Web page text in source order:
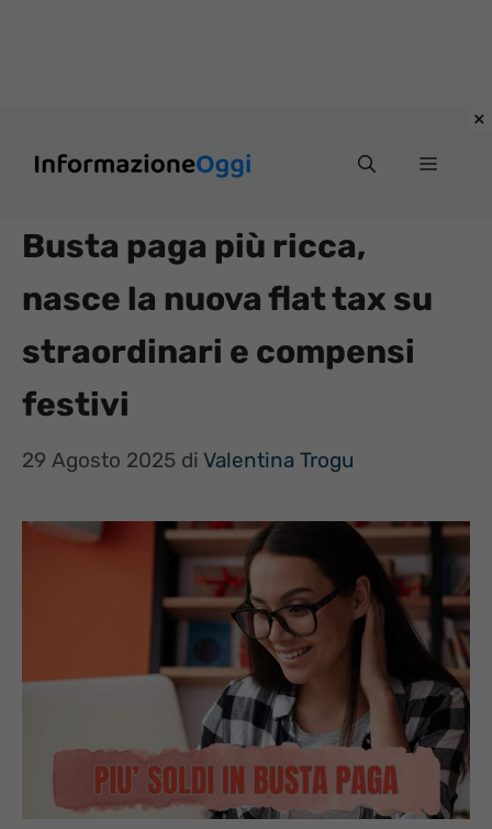
Menu
Busta paga più ricca,
nasce la nuova flat tax su
straordinari e compensi
festivi
29 Agosto 2025 di Valentina Trogu